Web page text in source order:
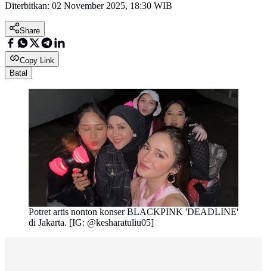
Diterbitkan: 02 November 2025, 18:30 WIB
Share
Copy Link
Batal
Potret artis nonton konser BLACKPINK 'DEADLINE'
di Jakarta. [IG: @kesharatuliu05]